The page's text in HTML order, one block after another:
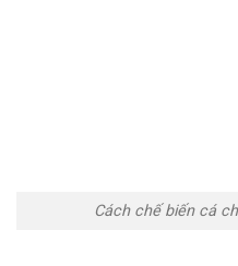
Cách chế biến cá